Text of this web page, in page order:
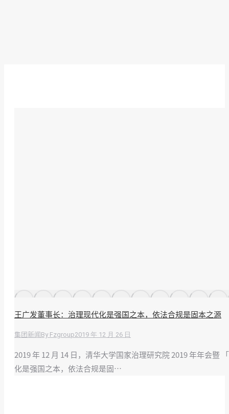
王广发董事长：治理现代化是强国之本，依法合规是固本之源
集团新闻 By Fzgroup2019 年 12 月 26 日
2019 年 12 月 14 日，清华大学国家治理研究院 2019 年年会
化是强国之本，依法合规是固…